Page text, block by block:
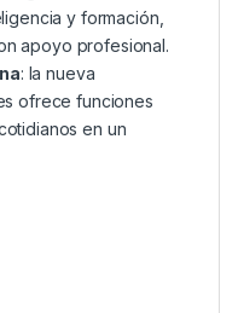
y formación,
apoyo profesional.
: la nueva
ofrece funciones
en un